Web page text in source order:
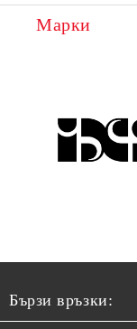
Марки
Бързи връзки: